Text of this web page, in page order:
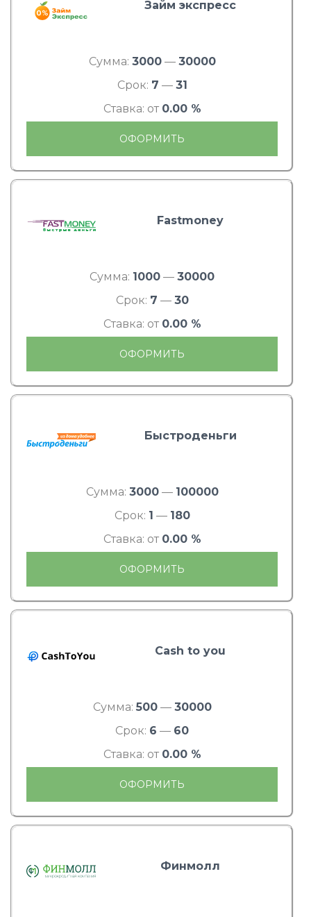
Займ экспресс
Сумма: 3000— 30000
Срок: 7 — 31
Ставка: от 0.00 %
ОФОРМИТЬ
Fastmoney
Сумма: 1000 — 30000
Срок: 7 — 30
Ставка: от 0.00 %
ОФОРМИТЬ
Быстроденьги
Сумма: 3000— 100000
Срок: 1 — 180
Ставка: от 0.00 %
ОФОРМИТЬ
Cash to you
Сумма: 500— 30000
Срок: 6 — 60
Ставка: от 0.00 %
ОФОРМИТЬ
Финмолл